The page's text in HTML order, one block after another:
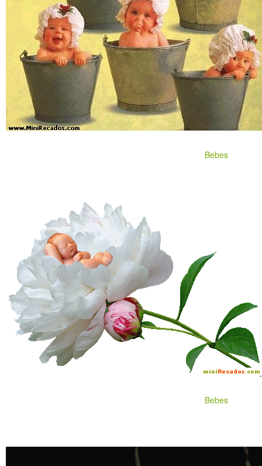
Bebes
Bebes